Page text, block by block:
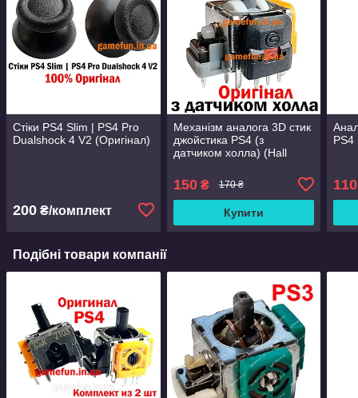
Стіки PS4 Slim | PS4 Pro
Dualshock 4 V2 (Оригінал)
200 ₴/комплект
Механізм аналога 3D стик
джойстика PS4 (з
датчиком холла) (Hall
150₴ 170 ₴
Купити
PS4
110
Подібні товари компанії